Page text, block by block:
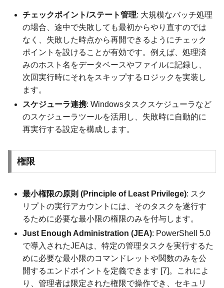
チェックポイント/ステート管理: 大規模なバッチ処理
の場合、途中で失敗しても最初からやり直すのでは
なく、失敗した時点から再開できるようにチェック
ポイントを設けることが有効です。例えば、処理済
みのホスト名をデータベースやファイルに記録し、
次回実行時にそれをスキップするロジックを実装し
ます。
スケジューラ連携: Windowsタスクスケジューラなど
のスケジューラツールを活用し、失敗時に自動的に
再実行する設定を構成します。
権限
最小権限の原則 (Principle of Least Privilege): スク
リプトの実行アカウントには、そのタスクを遂行す
るために必要な最小限の権限のみを付与します。
Just Enough Administration (JEA): PowerShell 5.0
で導入されたJEAは、特定の管理タスクを実行するた
めに必要な最小限のコマンドレットや関数のみを公
開するエンドポイントを定義できます [7]。これによ
り、管理者は限定された権限で操作でき、セキュリ